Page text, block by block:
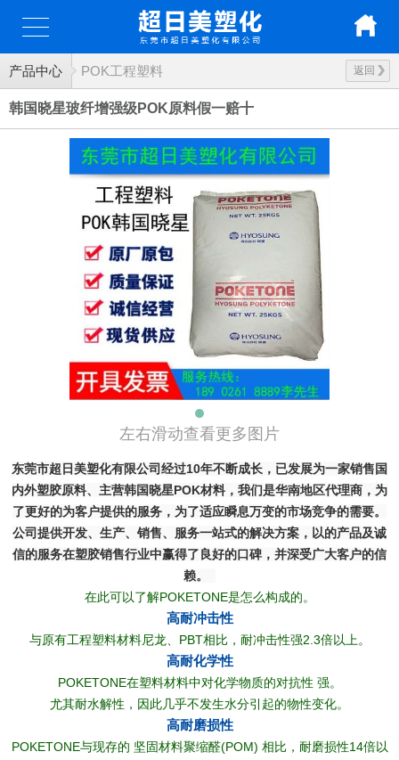
产品中心 返回
POK工程塑料
韩国晓星玻纤增强级POK原料假一赔十
左右滑动查看更多图片
东莞市超日美塑化有限公司经过10年不断成长，已发展为一家销售国
内外塑胶原料、主营韩国晓星POK材料，我们是华南地区代理商，为
了更好的为客户提供的服务，为了适应瞬息万变的市场竞争的需要。
公司提供开发、生产、销售、服务一站式的解决方案，以的产品及诚
信的服务在塑胶销售行业中赢得了良好的口碑，并深受广大客户的信
赖。
在此可以了解POKETONE是怎么构成的。
高耐冲击性
与原有工程塑料材料尼龙、PBT相比，耐冲击性强2.3倍以上。
高耐化学性
POKETONE在塑料材料中对化学物质的对抗性 强。
尤其耐水解性，因此几乎不发生水分引起的物性变化。
高耐磨损性
POKETONE与现存的 坚固材料聚缩醛(POM) 相比，耐磨损性14倍以